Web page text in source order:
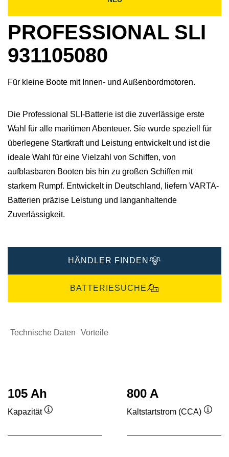
PROFESSIONAL SLI
931105080
Für kleine Boote mit Innen- und Außenbordmotoren.
Die Professional SLI-Batterie ist die zuverlässige erste
Wahl für alle maritimen Abenteuer. Sie wurde speziell für
überlegene Startkraft und Leistung entwickelt und ist die
ideale Wahl für eine Vielzahl von Schiffen, von
aufblasbaren Booten bis hin zu großen Schiffen mit
starkem Rumpf. Entwickelt in Deutschland, liefern VARTA-
Batterien präzise Leistung und langanhaltende
Zuverlässigkeit.​
HÄNDLER FINDEN
BATTERIESUCHE
Technische Daten Vorteile
105 Ah
Kapazität
800 A
Kaltstartstrom (CCA)